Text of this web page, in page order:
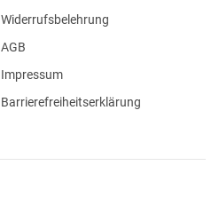
Widerrufsbelehrung
AGB
Impressum
Barrierefreiheitserklärung